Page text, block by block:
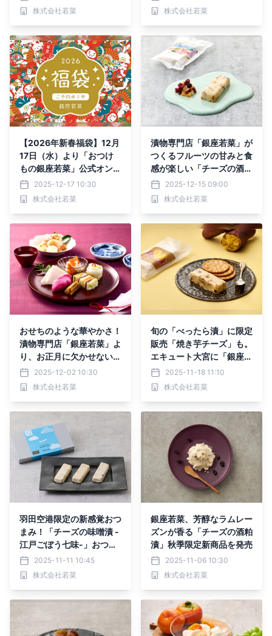
株式会社若菜
株式会社若菜
【2026年新春福袋】12月
17日（水）より「おつけ
もの銀座若菜」公式オンラ
インショップにて予約受付
開始！
2025-12-17 10:30
株式会社若菜
漬物専門店「銀座若菜」が
つくるフルーツの甘みと食
感が楽しい「チーズの酒粕
漬〈ドライフルーツ〉」1
2月限定新商品を発売！
2025-12-15 09:00
株式会社若菜
おせちのような華やかさ！
漬物専門店「銀座若菜」よ
り、お正月に欠かせないお
漬物のセットを数量限定で
販売いたします。【ご予約
承り中】
2025-12-02 10:30
株式会社若菜
旬の「べったら漬」に限定
販売「焼き芋チーズ」も。
エキュート大宮に「銀座若
菜」がこの冬も登場！11月
30日までの期間限定出店
です。
2025-11-18 11:10
株式会社若菜
羽田空港限定の新感覚おつ
まみ！「チーズの味噌漬 -
江戸ごぼう七味-」おつけ
もの銀座若菜より11月11日
新発売
2025-11-11 10:45
株式会社若菜
銀座若菜、芳醇なラムレー
ズンが香る「チーズの酒粕
漬」秋季限定新商品を発売
2025-11-06 10:30
株式会社若菜